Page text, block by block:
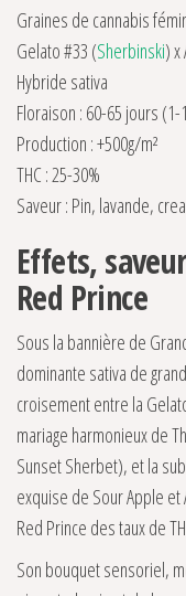
Graines de cannabis
Gelato #33 (Sherbinski)
Hybride sativa
Floraison : 60-65 jours
Production : +500g/m²
THC : 25-30%
Saveur : Pin, lavande,
Effets,
Red Prince
Sous la bannière de
dominante sativa de
croisement entre la
mariage harmonieux de
Sunset Sherbet), et la
exquise de Sour Apple et
Red Prince des taux de
Son bouquet sensoriel,